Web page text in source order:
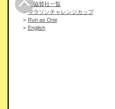
ご協賛社一覧
マラソンチャレンジカップ
Run as One
English